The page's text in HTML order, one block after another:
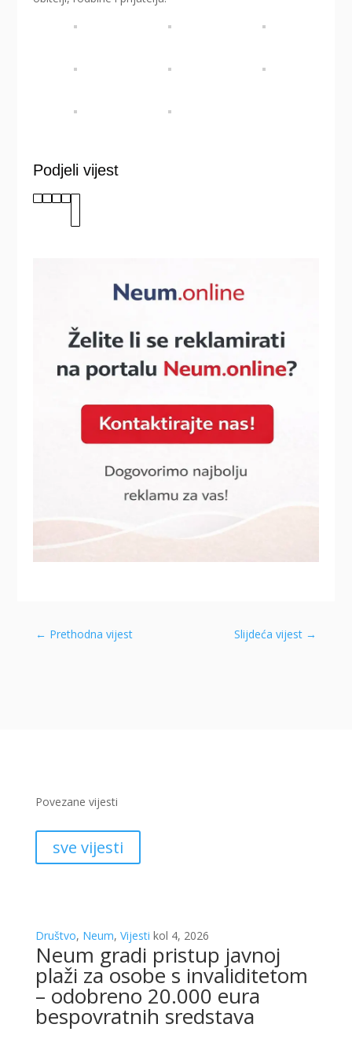
Podjeli vijest
← Prethodna vijest Slijdeća vijest →
Povezane vijesti
sve vijesti
Društvo, Neum, Vijesti kol 4, 2026
Neum gradi pristup javnoj
plaži za osobe s invaliditetom
– odobreno 20.000 eura
bespovratnih sredstava